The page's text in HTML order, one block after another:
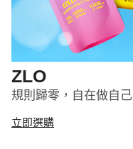
ZLO
規則歸零，自在做自己
立即選購